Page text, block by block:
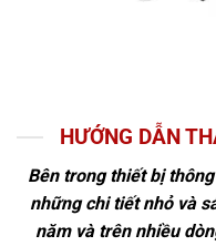
HƯỚNG DẪN
Bên trong thiết bị
những chi tiết nhỏ và
năm và trên nhiều